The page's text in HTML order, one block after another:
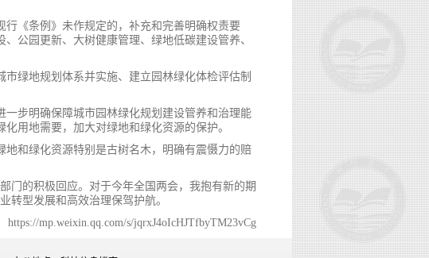
《条例》未作规定的，补充和完善明确权责要
公园更新、大树健康管理、绿地低碳建设管养、
绿地规划体系并实施、建立园林绿化体检评估制
步明确保障城市园林绿化规划建设管养和治理能
用地需要，加大对绿地和绿化资源的保护。
和绿化资源特别是古树名木，明确有震慑力的赔
门的积极回应。对于今年全国两会，我抱有新的期
转型发展和高效治理保驾护航。
https://mp.weixin.qq.com/s/jqrxJ4oIcHJTfbyTM23vCg